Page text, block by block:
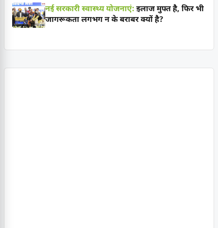
नई सरकारी स्वास्थ्य योजनाएं: इलाज मुफ्त है, फिर भी
जागरूकता लगभग न के बराबर क्यों है?